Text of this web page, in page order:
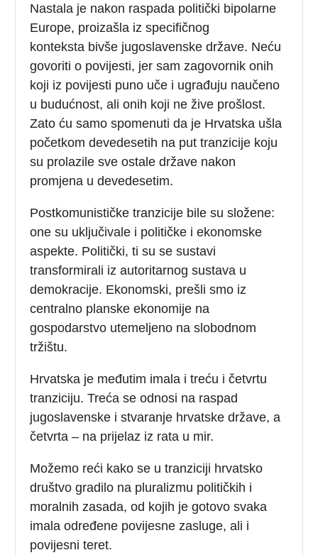
Nastala je nakon raspada politički bipolarne
Europe, proizašla iz specifičnog
konteksta bivše jugoslavenske države. Neću
govoriti o povijesti, jer sam zagovornik onih
koji iz povijesti puno uče i ugrađuju naučeno
u budućnost, ali onih koji ne žive prošlost.
Zato ću samo spomenuti da je Hrvatska ušla
početkom devedesetih na put tranzicije koju
su prolazile sve ostale države nakon
promjena u devedesetim.
Postkomunističke tranzicije bile su složene:
one su uključivale i političke i ekonomske
aspekte. Politički, ti su se sustavi
transformirali iz autoritarnog sustava u
demokracije. Ekonomski, prešli smo iz
centralno planske ekonomije na
gospodarstvo utemeljeno na slobodnom
tržištu.
Hrvatska je međutim imala i treću i četvrtu
tranziciju. Treća se odnosi na raspad
jugoslavenske i stvaranje hrvatske države, a
četvrta – na prijelaz iz rata u mir.
Možemo reći kako se u tranziciji hrvatsko
društvo gradilo na pluralizmu političkih i
moralnih zasada, od kojih je gotovo svaka
imala određene povijesne zasluge, ali i
povijesni teret.